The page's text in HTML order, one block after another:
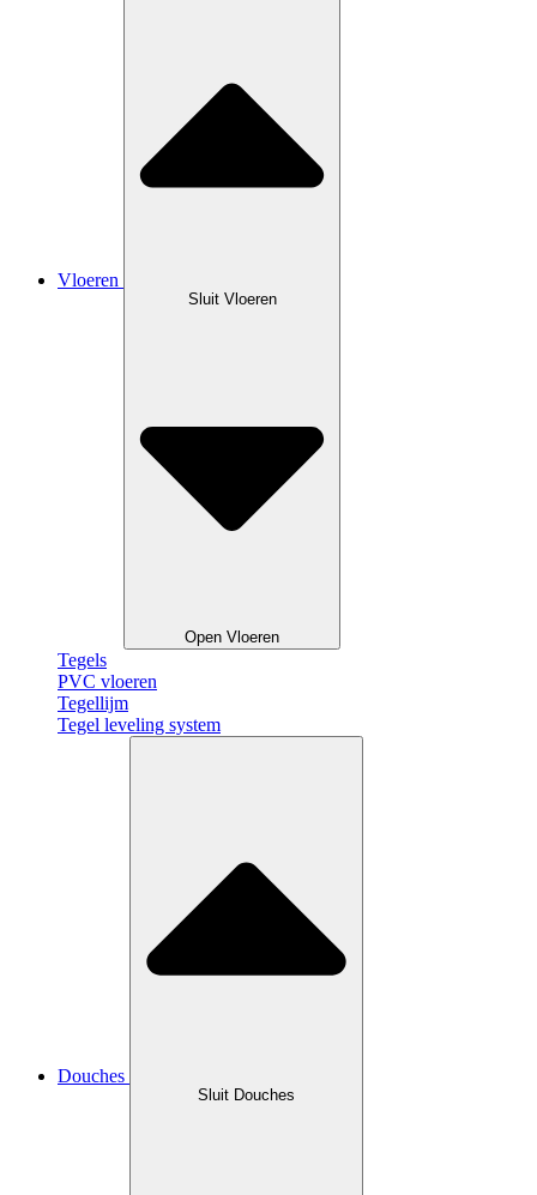
Vloeren
Sluit Vloeren
Open Vloeren
Tegels
PVC vloeren
Tegellijm
Tegel leveling system
Douches
Sluit Douches